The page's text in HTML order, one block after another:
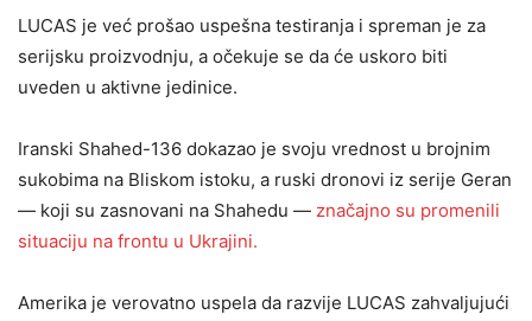
LUCAS je već prošao uspešna testiranja i spreman je za
serijsku proizvodnju, a očekuje se da će uskoro biti
uveden u aktivne jedinice.
Iranski Shahed-136 dokazao je svoju vrednost u brojnim
sukobima na Bliskom istoku, a ruski dronovi iz serije Geran
— koji su zasnovani na Shahedu — značajno su promenili
situaciju na frontu u Ukrajini.
Amerika je verovatno uspela da razvije LUCAS zahvaljujući